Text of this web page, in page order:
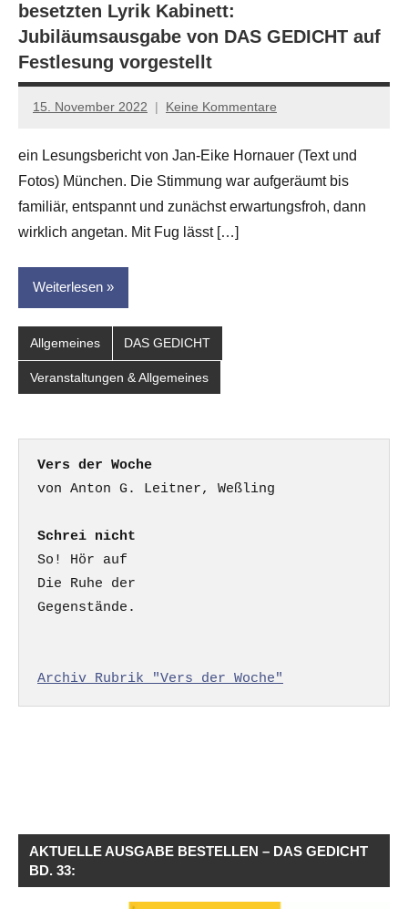
besetzten Lyrik Kabinett:
Jubiläumsausgabe von DAS GEDICHT auf
Festlesung vorgestellt
15. November 2022
Jan-
Hornauer
für
dasgedichtblog
Keine Kommentare
ein Lesungsbericht von Jan-Eike Hornauer (Text und
Fotos) München. Die Stimmung war aufgeräumt bis
familiär, entspannt und zunächst erwartungsfroh, dann
wirklich angetan. Mit Fug lässt […]
Weiterlesen
Allgemeines DAS GEDICHT
Veranstaltungen & Allgemeines
Vers der Woche
Schrei nicht
So! Hör auf
Die Ruhe der
Gegenstände.
Archiv Rubrik "Vers der Woche"
AKTUELLE AUSGABE BESTELLEN – DAS GEDICHT
BD. 33: